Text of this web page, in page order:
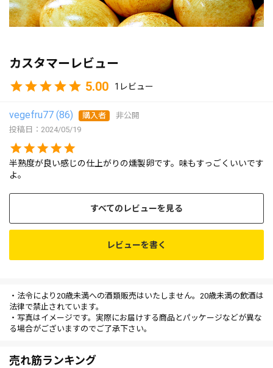
カスタマーレビュー
5.00
1
vegefru77 86 購入者
非公開
投稿日
2024/05/19
半熟度が良い感じの仕上がりの燻製卵です。味もすっごくいいです
よ。
すべてのレビューを見る
レビューを書く
・法令により20歳未満への酒類販売はいたしません。20歳未満の飲酒は
法律で禁止されています。
・写真はイメージです。実際にお届けする商品とパッケージなどが異な
る場合がございますのでご了承下さい。
売れ筋ランキング